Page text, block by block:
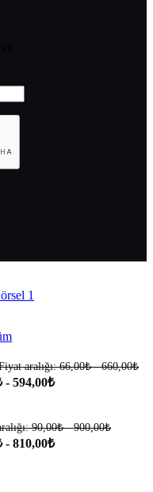
aralığı: 66,00₺ - 660,00₺
- 594,00₺
90,00₺ - 900,00₺
- 810,00₺